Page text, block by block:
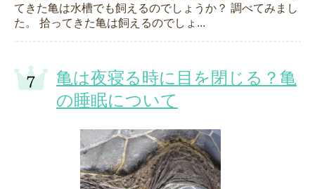
てきた亀は水槽でも飼えるのでしょうか？ 調べてみまし
た。 拾ってきた亀は飼えるのでしょ...
亀は夜寝る時に目を閉じる？亀
の睡眠について